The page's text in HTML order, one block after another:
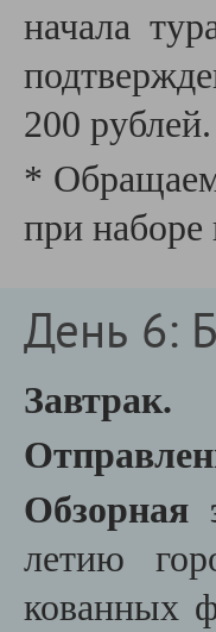
начала
200 рублей.
* Обращаем
при наборе
День 6:
Завтрак.
Обзорная
летию
кованных